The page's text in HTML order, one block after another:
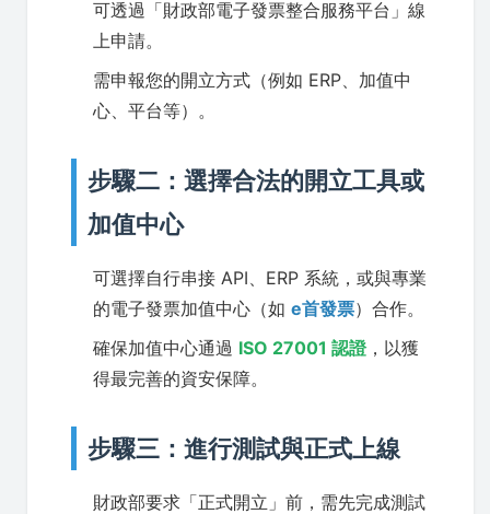
可透過「財政部電子發票整合服務平台」線
上申請。
需申報您的開立方式（例如 ERP、加值中
心、平台等）。
步驟二：選擇合法的開立工具或
加值中心
可選擇自行串接 API、ERP 系統，或與專業
的電子發票加值中心（如 e首發票）合作。
確保加值中心通過 ISO 27001 認證，以獲
得最完善的資安保障。
步驟三：進行測試與正式上線
財政部要求「正式開立」前，需先完成測試